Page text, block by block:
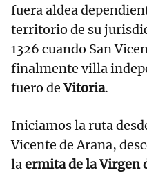
fuera aldea
territorio de su
1326 cuando San
finalmente villa
fuero deVitoria.
Iniciamos la ruta
Vicente de Arana,
laermita de la Virgen